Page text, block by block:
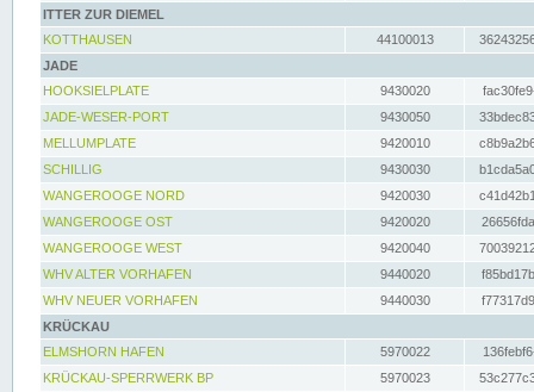
ITTER ZUR DIEMEL
KOTTHAUSEN
44100013
JADE
HOOKSIELPLATE
9430020
JADE-WESER-PORT
9430050
MELLUMPLATE
9420010
SCHILLIG
9430030
WANGEROOGE NORD
9420030
WANGEROOGE OST
9420020
WANGEROOGE WEST
9420040
WHV ALTER VORHAFEN
9440020
WHV NEUER VORHAFEN
9440030
KRÜCKAU
ELMSHORN HAFEN
5970022
KRÜCKAU-SPERRWERK BP
5970023